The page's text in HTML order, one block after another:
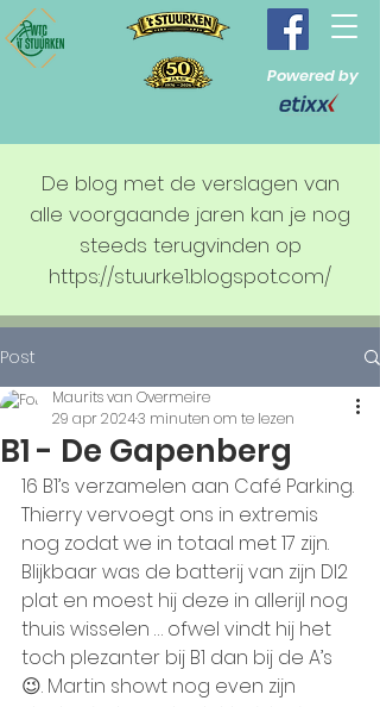
Powered by
De blog met de verslagen van
alle voorgaande jaren kan je nog
steeds terugvinden op
https://stuurke1.blogspot.com/
Post
B1 - De Gapenberg
Maurits van Overmeire
29 apr 20243 minuten om te lezen
16 B1’s verzamelen aan Café Parking.
Thierry vervoegt ons in extremis
nog zodat we in totaal met 17 zijn.
Blijkbaar was de batterij van zijn DI2
plat en moest hij deze in allerijl nog
thuis wisselen … ofwel vindt hij het
toch plezanter bij B1 dan bij de A’s
😉. Martin showt nog even zijn